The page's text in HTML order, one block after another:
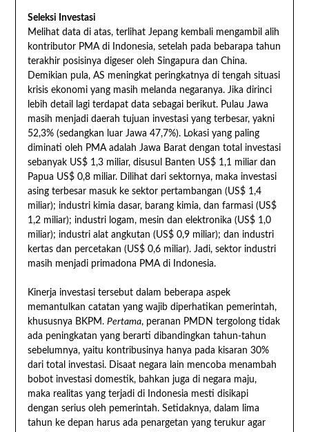
Seleksi Investasi
Melihat data di atas, terlihat Jepang kembali mengambil alih
kontributor PMA di Indonesia, setelah pada bebarapa tahun
terakhir posisinya digeser oleh Singapura dan China.
Demikian pula, AS meningkat peringkatnya di tengah situasi
krisis ekonomi yang masih melanda negaranya. Jika dirinci
lebih detail lagi terdapat data sebagai berikut. Pulau Jawa
masih menjadi daerah tujuan investasi yang terbesar, yakni
52,3% (sedangkan luar Jawa 47,7%). Lokasi yang paling
diminati oleh PMA adalah Jawa Barat dengan total investasi
sebanyak US$ 1,3 miliar, disusul Banten US$ 1,1 miliar dan
Papua US$ 0,8 miliar. Dilihat dari sektornya, maka investasi
asing terbesar masuk ke sektor pertambangan (US$ 1,4
miliar); industri kimia dasar, barang kimia, dan farmasi (US$
1,2 miliar); industri logam, mesin dan elektronika (US$ 1,0
miliar); industri alat angkutan (US$ 0,9 miliar); dan industri
kertas dan percetakan (US$ 0,6 miliar). Jadi, sektor industri
masih menjadi primadona PMA di Indonesia.
Kinerja investasi tersebut dalam beberapa aspek
memantulkan catatan yang wajib diperhatikan pemerintah,
khususnya BKPM. Pertama, peranan PMDN tergolong tidak
ada peningkatan yang berarti dibandingkan tahun-tahun
sebelumnya, yaitu kontribusinya hanya pada kisaran 30%
dari total investasi. Disaat negara lain mencoba menambah
bobot investasi domestik, bahkan juga di negara maju,
maka realitas yang terjadi di Indonesia mesti disikapi
dengan serius oleh pemerintah. Setidaknya, dalam lima
tahun ke depan harus ada penargetan yang terukur agar